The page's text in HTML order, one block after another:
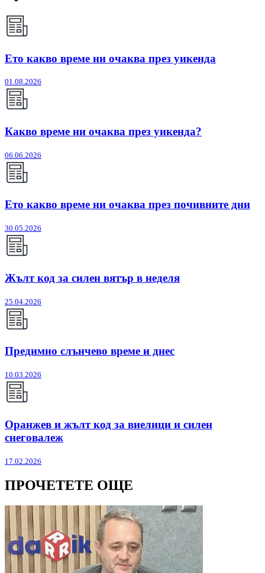
Ето какво време ни очаква през уикенда
01.08.2026
Какво време ни очаква през уикенда?
06.06.2026
Ето какво време ни очаква през почивните дни
30.05.2026
Жълт код за силен вятър в неделя
25.04.2026
Предимно слънчево време и днес
10.03.2026
Оранжев и жълт код за виелици и силен
снеговалеж
17.02.2026
ПРОЧЕТЕТЕ ОЩЕ